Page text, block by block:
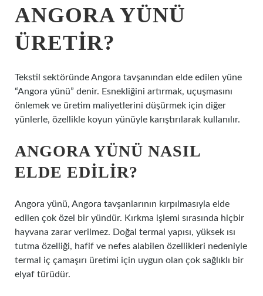
ANGORA YÜNÜ
ÜRETIR?
Tekstil sektöründe Angora tavşanından elde edilen yüne
“Angora yünü” denir. Esnekliğini artırmak, uçuşmasını
önlemek ve üretim maliyetlerini düşürmek için diğer
yünlerle, özellikle koyun yünüyle karıştırılarak kullanılır.
ANGORA YÜNÜ NASIL
ELDE EDILIR?
Angora yünü, Angora tavşanlarının kırpılmasıyla elde
edilen çok özel bir yündür. Kırkma işlemi sırasında hiçbir
hayvana zarar verilmez. Doğal termal yapısı, yüksek ısı
tutma özelliği, hafif ve nefes alabilen özellikleri nedeniyle
termal iç çamaşırı üretimi için uygun olan çok sağlıklı bir
elyaf türüdür.